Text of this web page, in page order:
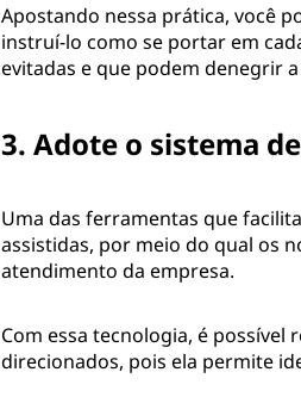
Apostando nessa prática, você
instruí-lo como se portar em
evitadas e que podem denegrir
3. Adote o sistema
Uma das ferramentas que
assistidas, por meio do qual os
atendimento da empresa.
Com essa tecnologia, é
direcionados, pois ela permite